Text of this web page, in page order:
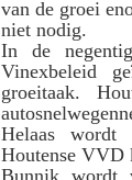
van de groei
niet nodig.
In de
Vinexbeleid
groeitaak.
Helaas wordt
Houtense VVD
Bunnik wordt